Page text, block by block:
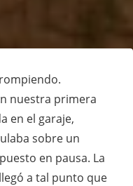
nuestra primera
en el garaje,
sobre un
en pausa. La
a tal punto que